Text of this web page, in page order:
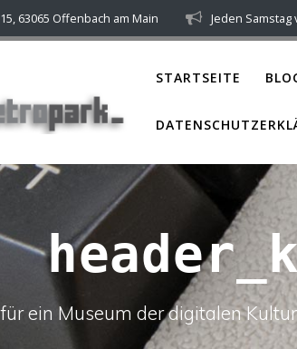
63065 Offenbach am Main Jeden
STARTSEITE
für ein Museum der digitalen